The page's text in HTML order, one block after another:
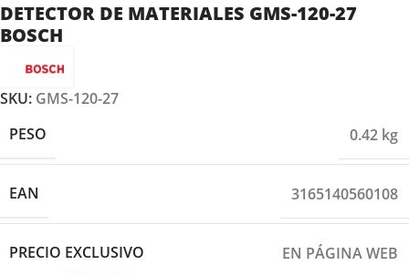
DETECTOR DE MATERIALES GMS-120-27
BOSCH
SKU: GMS-120-27
PESO
0.42 kg
EAN 3165140560108
PRECIO EXCLUSIVO
EN PÁGINA WEB